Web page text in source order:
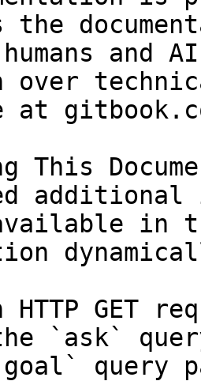
the
and
over
at
This
in
HTTP GET
`ask`
query